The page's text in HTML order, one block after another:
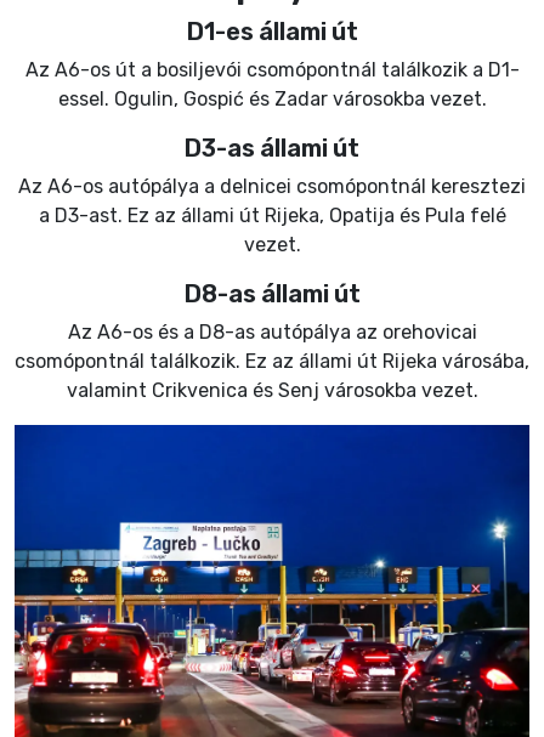
D1-es állami út
Az A6-os út a bosiljevói csomópontnál találkozik a D1-
essel. Ogulin, Gospić és Zadar városokba vezet.
D3-as állami út
Az A6-os autópálya a delnicei csomópontnál keresztezi
a D3-ast. Ez az állami út Rijeka, Opatija és Pula felé
vezet.
D8-as állami út
Az A6-os és a D8-as autópálya az orehovicai
csomópontnál találkozik. Ez az állami út Rijeka városába,
valamint Crikvenica és Senj városokba vezet.